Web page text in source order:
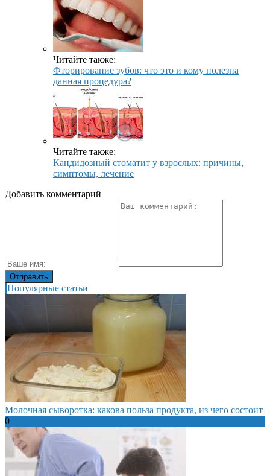
Читайте также:
Фторирование зубов: что это и кому полезна
данная процедура?
Читайте также:
Кандидозный стоматит у взрослых: причины,
симптомы, лечение
Добавить комментарий
Популярные статьи
Молочная сыворотка: какова польза продукта, из чего состоит
0